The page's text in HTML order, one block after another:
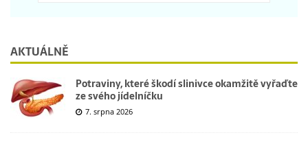
AKTUÁLNĚ
Potraviny, které škodí slinivce okamžitě vyřaďte
ze svého jídelníčku
7. srpna 2026